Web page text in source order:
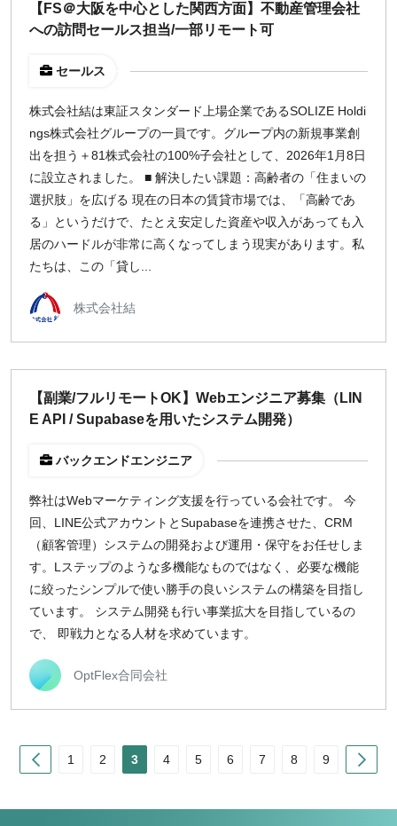
【FS＠大阪を中心とした関西方面】不動産管理会社
への訪問セールス担当/一部リモート可
セールス
株式会社結は東証スタンダード上場企業であるSOLIZE Holdi
ngs株式会社グループの一員です。グループ内の新規事業創
出を担う＋81株式会社の100%子会社として、2026年1月8日
に設立されました。 ■ 解決したい課題：高齢者の「住まいの
選択肢」を広げる 現在の日本の賃貸市場では、「高齢であ
る」というだけで、たとえ安定した資産や収入があっても入
居のハードルが非常に高くなってしまう現実があります。私
たちは、この「貸し...
株式会社結
【副業/フルリモートOK】Webエンジニア募集（LIN
E API / Supabaseを用いたシステム開発）
バックエンドエンジニア
弊社はWebマーケティング支援を行っている会社です。 今
回、LINE公式アカウントとSupabaseを連携させた、CRM
（顧客管理）システムの開発および運用・保守をお任せしま
す。Lステップのような多機能なものではなく、必要な機能
に絞ったシンプルで使い勝手の良いシステムの構築を目指し
ています。 システム開発も行い事業拡大を目指しているの
で、 即戦力となる人材を求めています。
OptFlex合同会社
Prev1 2 3 4 5 6 7 8 9